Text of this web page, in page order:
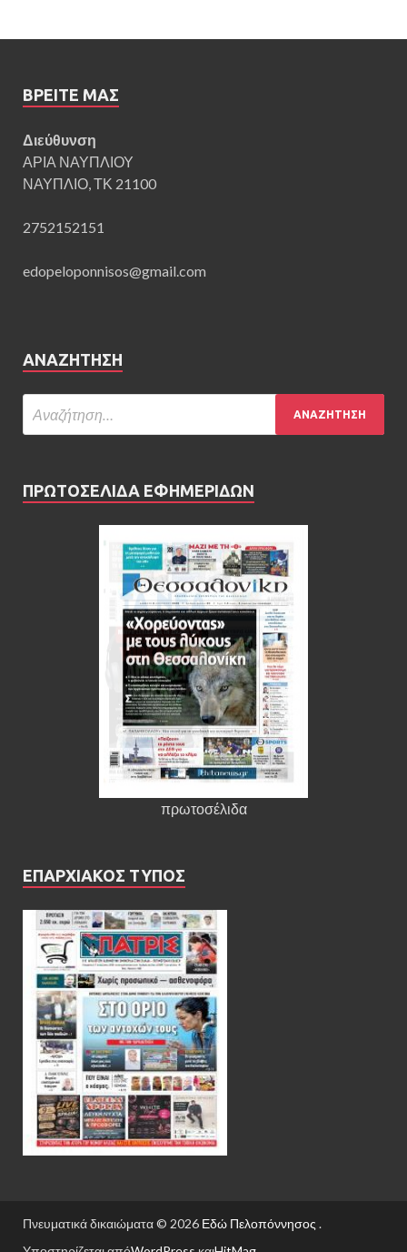
ΒΡΕΊΤΕ ΜΑΣ
Διεύθυνση
ΑΡΙΑ ΝΑΥΠΛΙΟΥ
ΝΑΥΠΛΙΟ, ΤΚ 21100
2752152151
edopeloponnisos@gmail.com
ΑΝΑΖΉΤΗΣΗ
ΠΡΩΤΟΣΕΛΙΔΑ ΕΦΗΜΕΡΙΔΩΝ
πρωτοσέλιδα
ΕΠΑΡΧΙΑΚΟΣ ΤΥΠΟΣ
Πνευματικά δικαιώματα © 2026 Εδώ Πελοπόννησος .